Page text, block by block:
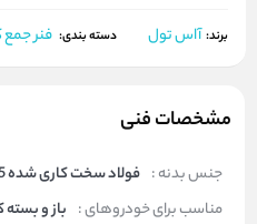
برند: آاس تول دسته بندی: فنر
مشخصات فنی
جنس بدنه : فولاد سخت کاری شده CK45
مناسب برای خودروهای : باز و